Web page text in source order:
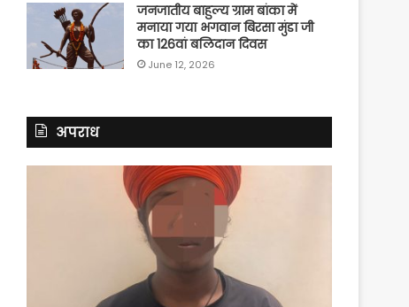
जनजातीय बाहुल्य ग्राम बांका में
मनाया गया भगवान बिरसा मुंडा जी
का 126वां बलिदान दिवस
June 12, 2026
अपराध